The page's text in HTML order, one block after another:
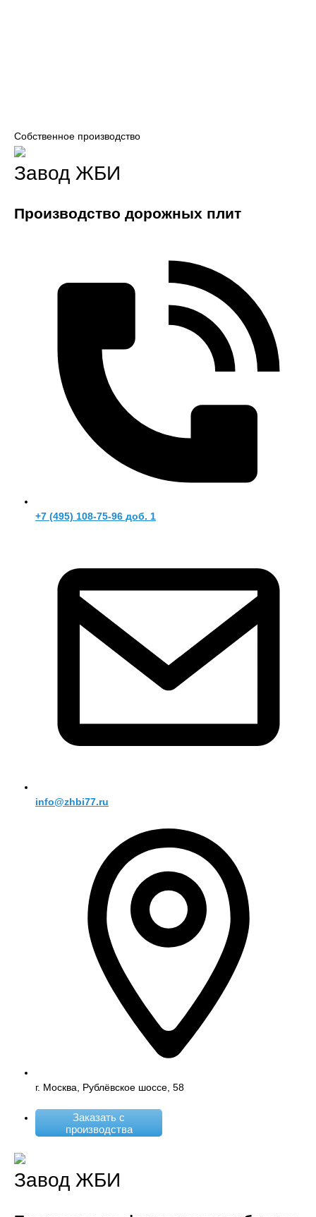
Собственное производство
Завод ЖБИ
Производство дорожных плит
+7 (495) 108-75-96 доб. 1
info@zhbi77.ru
г. Москва, Рублёвское шоссе, 58
Заказать с
производства
Завод ЖБИ